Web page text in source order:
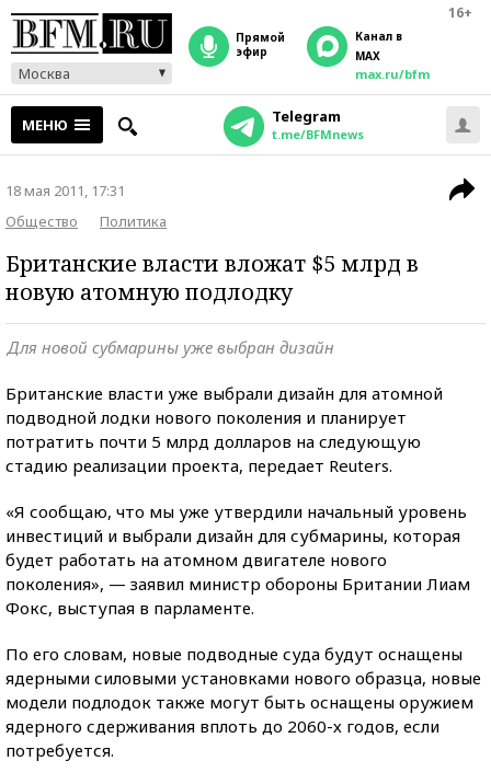
16+
Москва
прямой
эфир
Канал в
MAX
max.ru/bfm
МЕНЮ Telegram
t.me/BFMnews
18 мая 2011, 17:31
Общество
Политика
Британские власти вложат $5 млрд в
новую атомную подлодку
Для новой субмарины уже выбран дизайн
Британские власти уже выбрали дизайн для атомной
подводной лодки нового поколения и планирует
потратить почти 5 млрд долларов на следующую
стадию реализации проекта, передает Reuters.
«Я сообщаю, что мы уже утвердили начальный уровень
инвестиций и выбрали дизайн для субмарины, которая
будет работать на атомном двигателе нового
поколения», — заявил министр обороны Британии Лиам
Фокс, выступая в парламенте.
По его словам, новые подводные суда будут оснащены
ядерными силовыми установками нового образца, новые
модели подлодок также могут быть оснащены оружием
ядерного сдерживания вплоть до 2060-х годов, если
потребуется.